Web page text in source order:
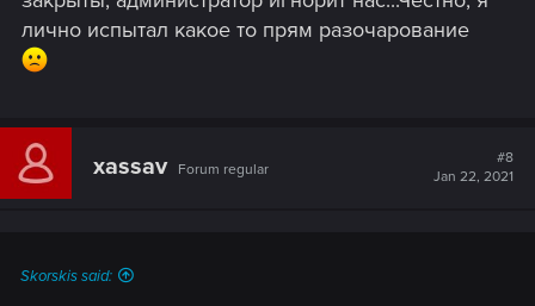
лично испытал какое то прям разочарование
xassav Forum regular
#8
Jan 22, 2021
Skorskis said: